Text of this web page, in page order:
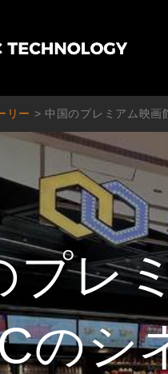
リー > 中国のプレミアム映画
プレ
のシ